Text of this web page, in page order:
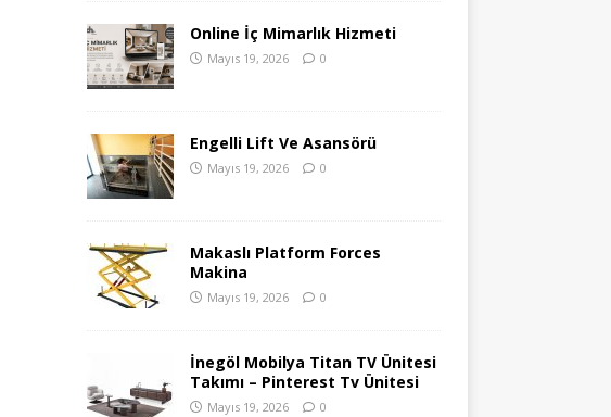
Online İç Mimarlık Hizmeti
Mayıs 19, 2026 0
Engelli Lift Ve Asansörü
Mayıs 19, 2026 0
Makaslı Platform Forces
Makina
Mayıs 19, 2026 0
İnegöl Mobilya Titan TV Ünitesi
Takımı – Pinterest Tv Ünitesi
Mayıs 19, 2026 0